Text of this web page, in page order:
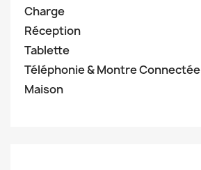
Charge
Réception
Tablette
Téléphonie & Montre Connectée
Maison